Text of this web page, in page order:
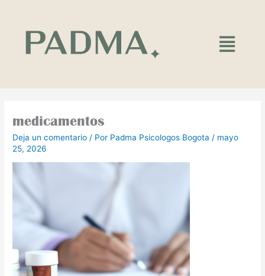
contenido
Main
Menu
medicamentos
Deja un comentario / Por Padma Psicologos Bogota / mayo
25, 2026